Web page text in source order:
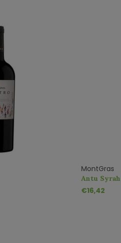
MontGras
Antu Syrah
€16,42